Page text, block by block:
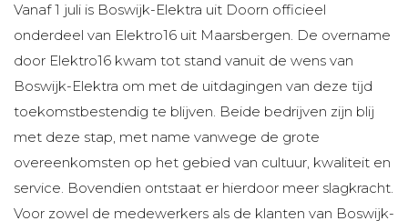
Vanaf 1 juli is Boswijk-Elektra uit Doorn officieel
onderdeel van Elektro16 uit Maarsbergen. De overname
door Elektro16 kwam tot stand vanuit de wens van
Boswijk-Elektra om met de uitdagingen van deze tijd
toekomstbestendig te blijven. Beide bedrijven zijn blij
met deze stap, met name vanwege de grote
overeenkomsten op het gebied van cultuur, kwaliteit en
service. Bovendien ontstaat er hierdoor meer slagkracht.
Voor zowel de medewerkers als de klanten van Boswijk-